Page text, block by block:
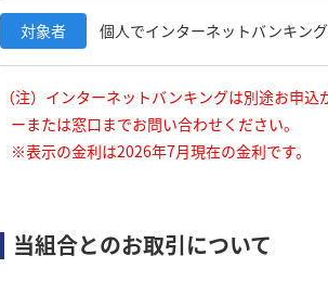
対象者 個人でインターネットバンキン
（注）インターネットバンキングは別途お申
ーまたは窓口までお問い合わせください。
※表示の金利は2026年7月現在の金利です。
当組合とのお取引について